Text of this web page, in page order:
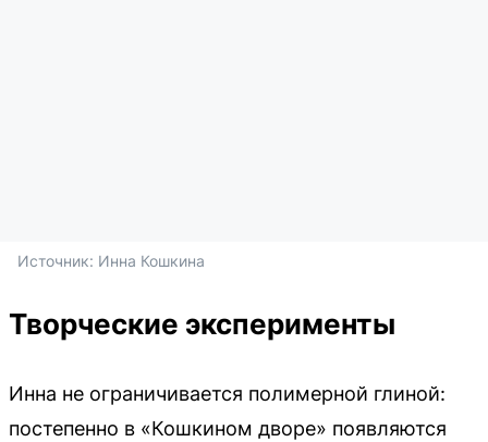
Источник: Инна Кошкина
Творческие эксперименты
Инна не ограничивается полимерной глиной:
постепенно в «Кошкином дворе» появляются